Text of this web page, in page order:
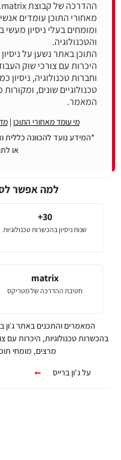
מאחורי התוכן עומדים
ומומחים בעלי ניסיון
התוכן באתר נשען על
היכרות עם צורכי שוק
וחברות טכנולוגיה,
טכנולוגיים שונים,
המאמר.
מי עומד מאחורי התוכן |
*המידע נועד להכוונה כללית
או
למה אפשר
30+
שנות ניסיון בהכשרות טכנולוגיות
matrix
חטיבת ההדרכה של מטריקס
המאמרים והתכנים באתר ג׳ון
בהכשרות טכנולוגיות, היכרות עם
מרצים, מומחי
על ג'ון ברייס